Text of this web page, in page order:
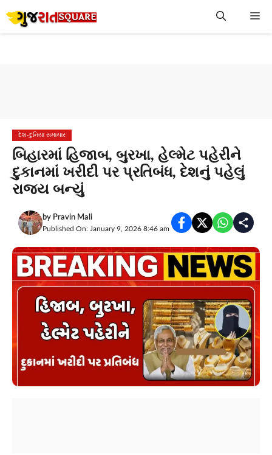
to
દેશ-દુનિયા સમાચાર
બિહારમાં હિજાબ, બુરખા, હેલ્મેટ પહેરીને
દુકાનમાં ખરીદી પર પ્રતિબંધ, દેશનું પહેલું
રાજ્ય બન્યું
by Pravin Mali
Published On: January 9, 2026 8:46 am